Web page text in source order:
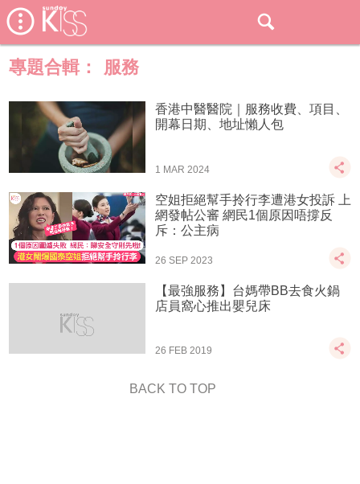
專題合輯： 服務
香港中醫醫院｜服務收費、項目、
開幕日期、地址懶人包
1 MAR 2024
空姐拒絕幫手拎行李遭港女投訴 上
網發帖公審 網民1個原因唔撐反
斥：公主病
26 SEP 2023
【最強服務】台媽帶BB去食火鍋
店員窩心推出嬰兒床
26 FEB 2019
BACK TO TOP